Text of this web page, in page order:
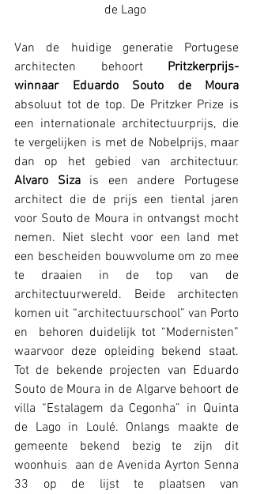
de Lago
Van de huidige generatie Portugese
architecten behoort Pritzkerprijs-
absoluut tot de top. De Pritzker Prize is
een internationale architectuurprijs, die
te vergelijken is met de Nobelprijs, maar
Alvaro Siza is een andere Portugese
architect die de prijs een tiental jaren
voor Souto de Moura in ontvangst mocht
nemen. Niet slecht voor een land met
een bescheiden bouwvolume om zo mee
te draaien in de top van de
architectuurwereld. Beide architecten
komen uit “architectuurschool” van Porto
en  behoren duidelijk tot “Modernisten”
waarvoor deze opleiding bekend staat.
Tot de bekende projecten van Eduardo
Souto de Moura in de Algarve behoort de
villa “Estalagem da Cegonha” in Quinta
de Lago in Loulé. Onlangs maakte de
gemeente bekend bezig te zijn dit
woonhuis  aan de Avenida Ayrton Senna
33 op de lijst te plaatsen van